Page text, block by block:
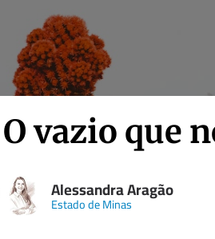
O vazio que
Alessandra Aragão
Estado de Minas